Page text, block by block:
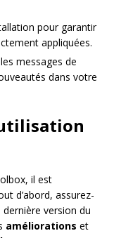
pour garantir
appliquées.
messages de
dans votre
il est
d’abord, assurez-
version du
améliorations et